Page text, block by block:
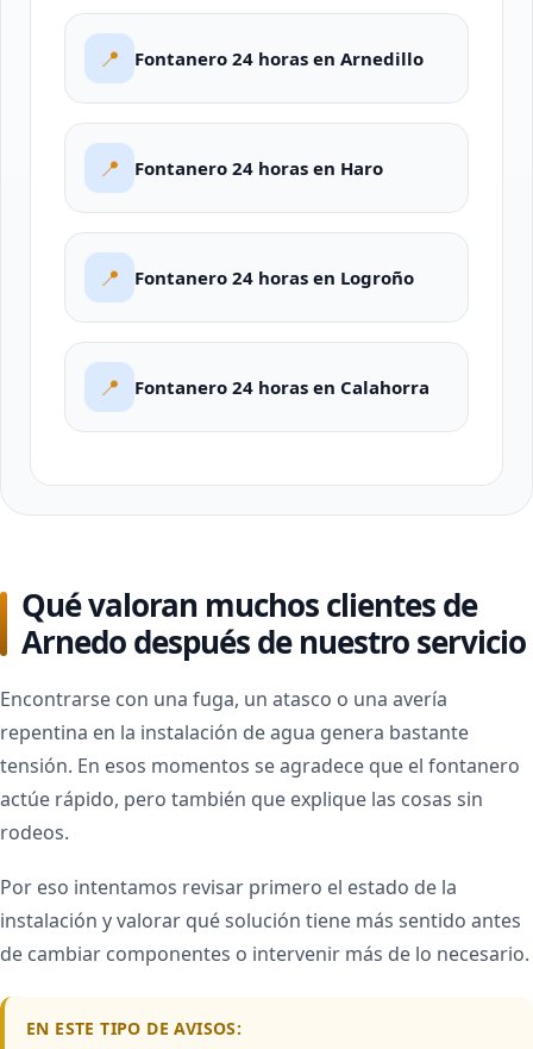
📍 Fontanero 24 horas en Arnedillo
📍 Fontanero 24 horas en Haro
📍 Fontanero 24 horas en Logroño
📍 Fontanero 24 horas en Calahorra
Qué valoran muchos clientes de
Arnedo después de nuestro servicio
Encontrarse con una fuga, un atasco o una avería
repentina en la instalación de agua genera bastante
tensión. En esos momentos se agradece que el fontanero
actúe rápido, pero también que explique las cosas sin
rodeos.
Por eso intentamos revisar primero el estado de la
instalación y valorar qué solución tiene más sentido antes
de cambiar componentes o intervenir más de lo necesario.
EN ESTE TIPO DE AVISOS: